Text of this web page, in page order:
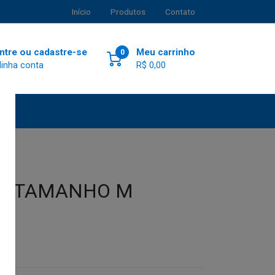
Início Produtos Contato
ou cadastre-se
conta
0 Meu carrinho
R$ 0,00
TAMANHO M